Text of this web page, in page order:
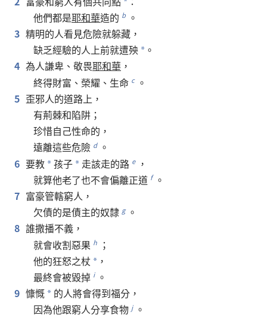
*
他們都是耶和華造的 b 。
3 精明的人看見危險就躲藏 ，
缺乏經驗的人上前就遭殃 * 。
4 為人謙卑 、 敬畏耶和華 ，
終得財富 、 榮耀 、 生命 c 。
5 歪邪人的道路上 ，
有荊棘和陷阱 ；
珍惜自己性命的 ，
遠離這些危險 d 。
6 要教 *孩子 * 走該走的路 e
，
就算他老了也不會偏離正道 f 。
7 富豪管轄窮人 ，
欠債的是債主的奴隸 g 。
8 誰撒播不義 ，
就會收割惡果 h
；
他的狂怒之杖 * ，
最終會被毀掉 i 。
9 慷慨 * 的人將會得到福分 ，
因為他跟窮人分享食物 j 。